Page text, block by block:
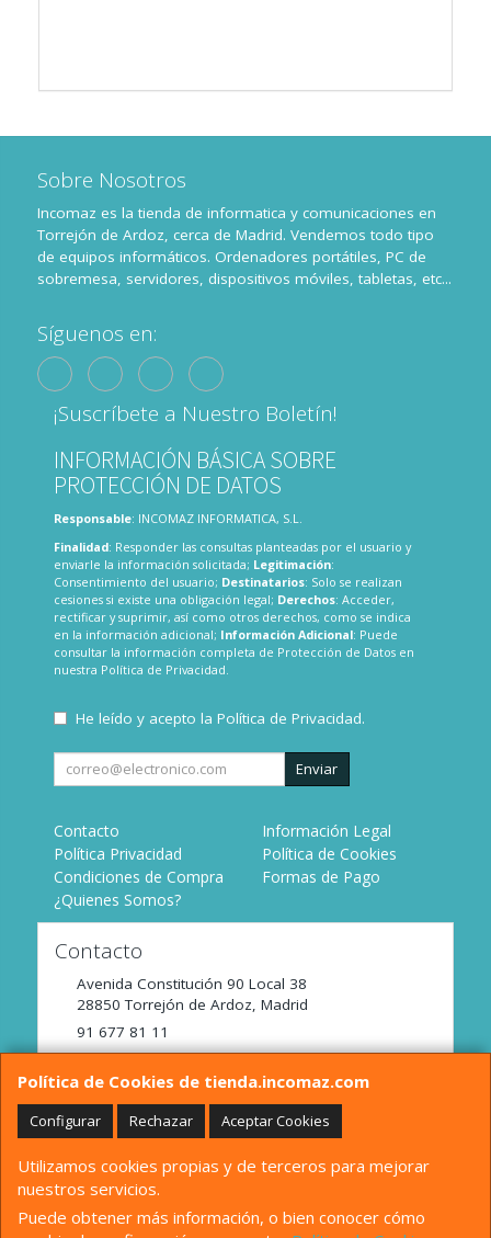
Política de Cookies de tienda.incomaz.com
Configurar Rechazar Aceptar Cookies
Utilizamos cookies propias y de terceros para mejorar
nuestros servicios.
Puede obtener más información, o bien conocer cómo
Sobre Nosotros
Incomaz es la tienda de informatica y comunicaciones en
Torrejón de Ardoz, cerca de Madrid. Vendemos todo tipo
de equipos informáticos. Ordenadores portátiles, PC de
sobremesa, servidores, dispositivos móviles, tabletas, etc...
Síguenos en:
¡Suscríbete a Nuestro Boletín!
INFORMACIÓN BÁSICA SOBRE
PROTECCIÓN DE DATOS
Responsable: INCOMAZ INFORMATICA, S.L.
Finalidad: Responder las consultas planteadas por el usuario y
enviarle la información solicitada; Legitimación:
Consentimiento del usuario; Destinatarios: Solo se realizan
cesiones si existe una obligación legal; Derechos: Acceder,
rectificar y suprimir, así como otros derechos, como se indica
en la información adicional; Información Adicional: Puede
consultar la información completa de Protección de Datos en
nuestra Política de Privacidad.
He leído y acepto la Política de Privacidad.
Enviar
Contacto
Información Legal
Política Privacidad
Política de Cookies
Condiciones de Compra
Formas de Pago
¿Quienes Somos?
Contacto
Avenida Constitución 90 Local 38
28850 Torrejón de Ardoz, Madrid
91 677 81 11
tienda@incomaz.com
Horario
De Lunes a Viernes de 9:00 a 14:00